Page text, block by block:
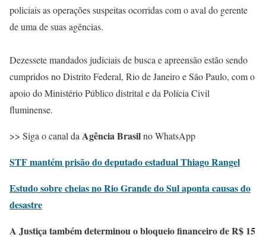
policiais as operações suspeitas ocorridas com o aval do gerente
de uma de suas agências.
Dezessete mandados judiciais de busca e apreensão estão sendo
cumpridos no Distrito Federal, Rio de Janeiro e São Paulo, com o
apoio do Ministério Público distrital e da Polícia Civil
fluminense.
>> Siga o canal da Agência Brasilno WhatsApp
STF mantém prisão do deputado estadual Thiago Rangel
Estudo sobre cheias no Rio Grande do Sul aponta causas do
desastre
A Justiça também determinou o bloqueio financeiro de R$ 15